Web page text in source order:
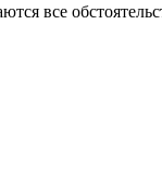
все